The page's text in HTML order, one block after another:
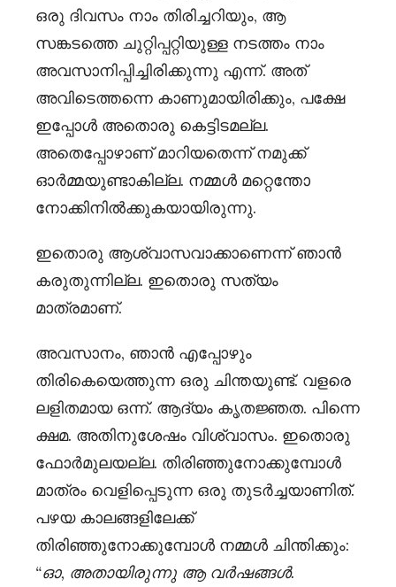
ഒരു ദിവസം നാം തിരിച്ചറിയും, ആ
സങ്കടത്തെ ചുറ്റിപ്പറ്റിയുള്ള നടത്തം നാം
അവസാനിപ്പിച്ചിരിക്കുന്നു എന്ന്. അത്
അവിടെത്തന്നെ കാണുമായിരിക്കും, പക്ഷേ
ഇപ്പോൾ അതൊരു കെട്ടിടമല്ല.
അതെപ്പോഴാണ് മാറിയതെന്ന് നമുക്ക്
ഓർമ്മയുണ്ടാകില്ല. നമ്മൾ മറ്റെന്തോ
നോക്കിനിൽക്കുകയായിരുന്നു.
ഇതൊരു ആശ്വാസവാക്കാണെന്ന് ഞാൻ
കരുതുന്നില്ല. ഇതൊരു സത്യം
മാത്രമാണ്.
അവസാനം, ഞാൻ എപ്പോഴും
തിരികെയെത്തുന്ന ഒരു ചിന്തയുണ്ട്. വളരെ
ലളിതമായ ഒന്ന്. ആദ്യം കൃതജ്ഞത. പിന്നെ
ക്ഷമ. അതിനുശേഷം വിശ്വാസം. ഇതൊരു
ഫോർമുലയല്ല. തിരിഞ്ഞുനോക്കുമ്പോൾ
മാത്രം വെളിപ്പെടുന്ന ഒരു തുടർച്ചയാണിത്.
പഴയ കാലങ്ങളിലേക്ക്
തിരിഞ്ഞുനോക്കുമ്പോൾ നമ്മൾ ചിന്തിക്കും:
“ഓ, അതായിരുന്നു ആ വർഷങ്ങൾ.